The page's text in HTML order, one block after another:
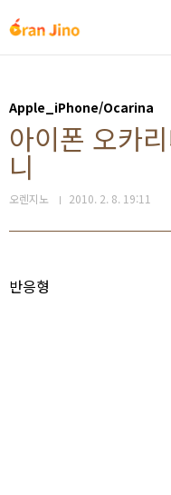
Apple_iPhone/Ocarina
아이폰 오카
니
오렌지노 2010. 2. 8. 19:11
반응형